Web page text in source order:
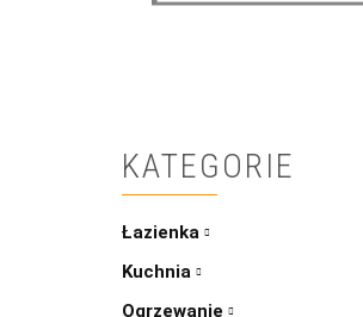
KATEGORIE
Łazienka
Kuchnia
Ogrzewanie